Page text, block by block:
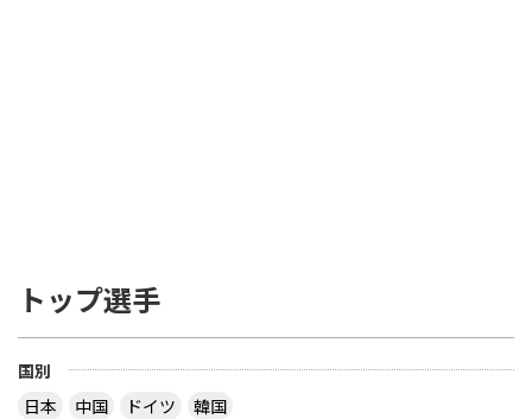
トップ選手
国別
日本
中国 ドイツ
韓国